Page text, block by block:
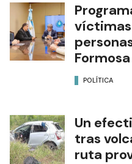
Formosa
POLÍTICA
Un
tras
ruta